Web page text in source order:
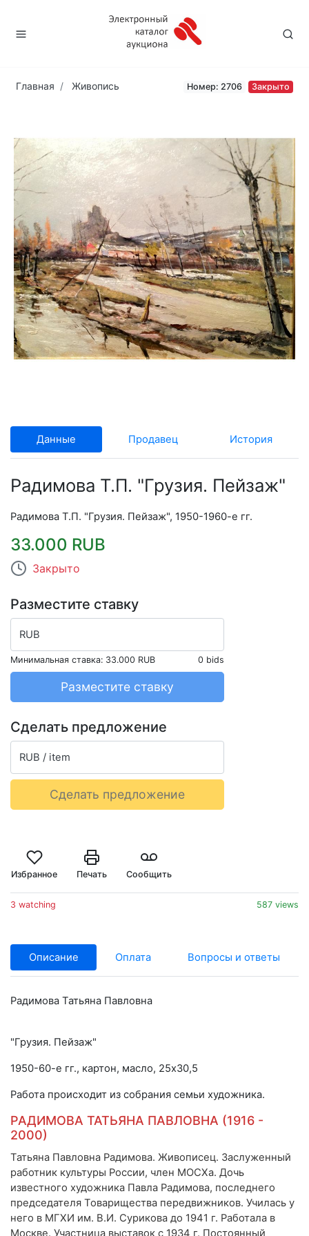
Главная Живопись Номер: 2706 Закрыто
Данные Продавец История
Радимова Т.П. "Грузия. Пейзаж"
Радимова Т.П. "Грузия. Пейзаж", 1950-1960-е гг.
33.000 RUB
Закрыто
Разместите ставку
RUB
Минимальная ставка: 33.000 RUB 0 bids
Разместите ставку
Сделать предложение
RUB / item
Сделать предложение
Избранное Печать Сообщить
3 watching 587 views
Описание Оплата Вопросы и ответы
Радимова Татьяна Павловна
"Грузия. Пейзаж"
1950-60-е гг., картон, масло, 25x30,5
Работа происходит из собрания семьи художника.
РАДИМОВА ТАТЬЯНА ПАВЛОВНА (1916 -
2000)
Татьяна Павловна Радимова. Живописец. Заслуженный
работник культуры России, член МОСХа. Дочь
известного художника Павла Радимова, последнего
председателя Товарищества передвижников. Училась у
него в МГХИ им. В.И. Сурикова до 1941 г. Работала в
Москве. Участница выставок с 1934 г. Постоянный